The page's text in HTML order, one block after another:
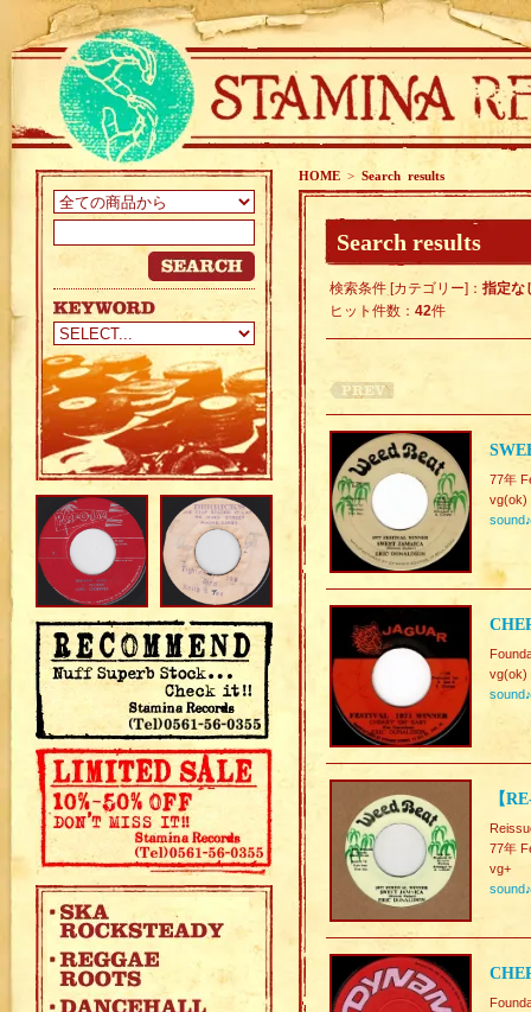
HOME > Search results
Search results
検索条件 [カテゴリー]： 指定な
ヒット件数： 42件
77年
vg(ok)
sound♪
vg(ok)
sound♪
【
77年
vg+
sound♪